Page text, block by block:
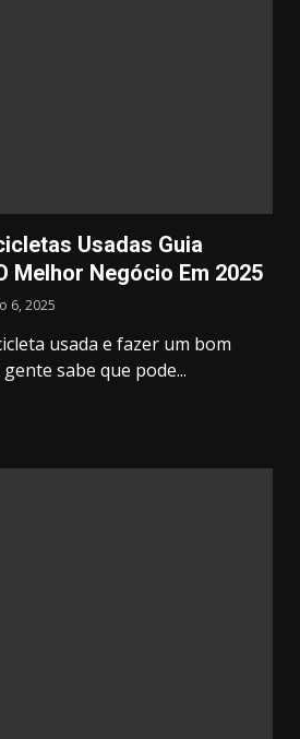
Usadas Guia
Melhor Negócio Em 2025
6, 2025
usada e fazer um bom
sabe que pode...